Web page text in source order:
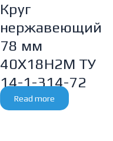
Круг
нержавеющий
78 мм
40Х18Н2М ТУ
14-1-314-72
Read more